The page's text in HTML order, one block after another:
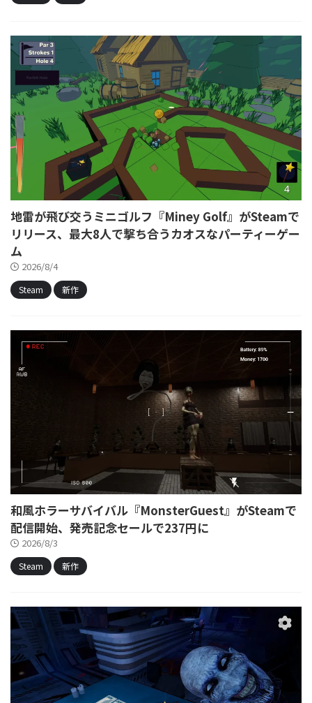
地雷が飛び交うミニゴルフ『Miney Golf』がSteamで
リリース、最大8人で撃ち合うカオスなパーティーゲー
ム
2026/8/4
Steam 新作
和風ホラーサバイバル『MonsterGuest』がSteamで
配信開始、発売記念セールで237円に
2026/8/3
Steam 新作